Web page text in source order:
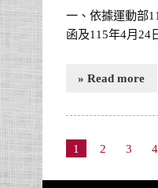
一、依據運動部
函及115年4月24
» Read more
1 2 3 4